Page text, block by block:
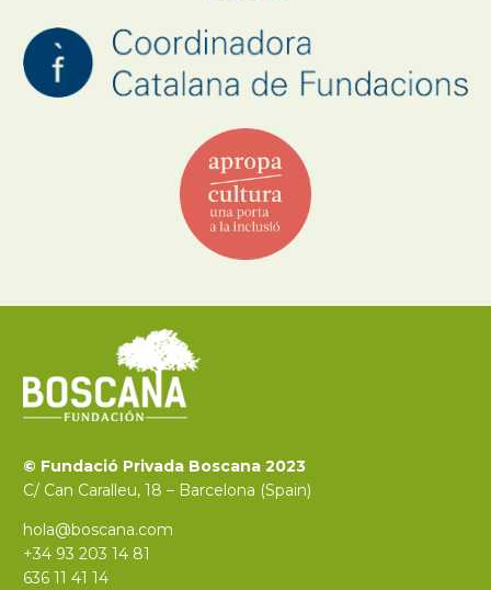
© Fundació Privada Boscana 2023
C/ Can Caralleu, 18 – Barcelona (Spain)
hola@boscana.com
+34 93 203 14 81
636 11 41 14